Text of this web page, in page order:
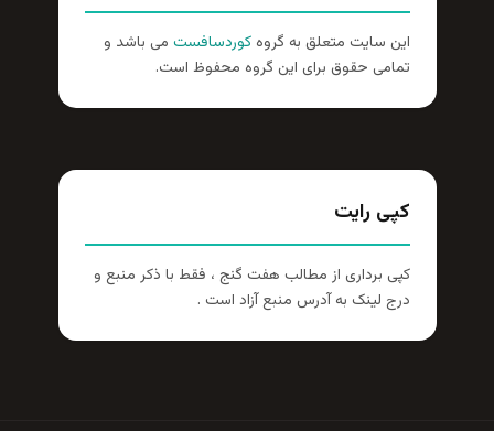
این سایت متعلق به گروهکوردسافست می باشد و
تمامی حقوق برای این گروه محفوظ است.
کپی رایت
کپی برداری از مطالب هفت گنج ، فقط با ذکر منبع و
درج لینک به آدرس منبع آزاد است .